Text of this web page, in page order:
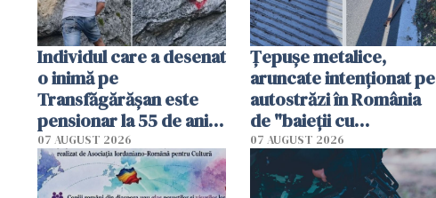
Individul care a desenat
o inimă pe
Transfăgărășan este
pensionar la 55 de ani.
Poliția l-a identificat
07 AUGUST 2026
Țepușe metalice,
aruncate intenționat pe
autostrăzi în România
de "baieții cu
platforme": "Mi-au
cerut 1200 lei să mă
tracteze"
07 AUGUST 2026